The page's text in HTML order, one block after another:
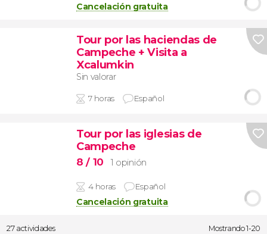
Cancelación gratuita
Tour por las haciendas de
Campeche + Visita a
Xcalumkin
Sin valorar
7 horas Español
Tour por las iglesias de
Campeche
8/ 10 1 opinión
4 horas Español
Cancelación gratuita
27 actividades Mostrando 1-20